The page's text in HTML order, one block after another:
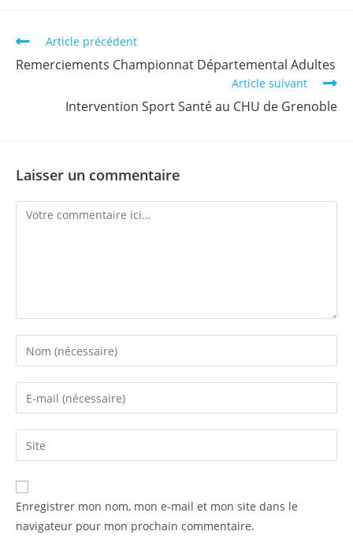
Read
articles
Article précédent
Remerciements Championnat Départemental Adultes
Article suivant
Intervention Sport Santé au CHU de Grenoble
Laisser un commentaire
Comment
Enter
your
name
comment
Enter
your
email
address
comment
Enter
your
website
URL
(optional)
Enregistrer mon nom, mon e-mail et mon site dans le
navigateur pour mon prochain commentaire.